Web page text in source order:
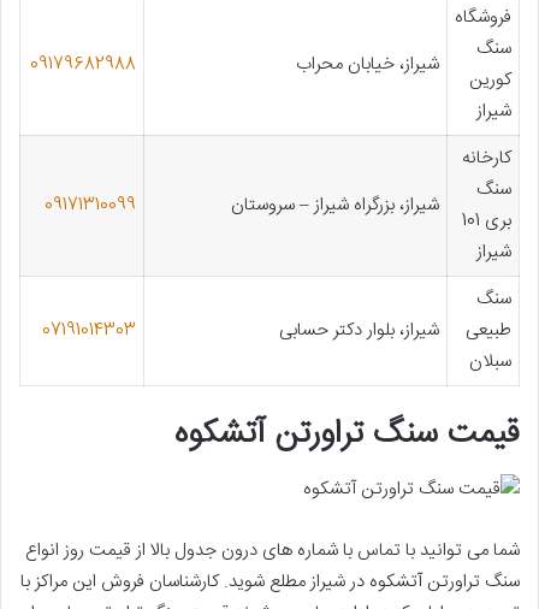
فروشگاه
سنگ
کورین
شیراز
شیراز، خیابان محراب 09179682988
کارخانه
سنگ
بری 101
شیراز
شیراز، بزرگراه شیراز – سروستان 09171310099
سنگ
طبیعی
سبلان
شیراز، بلوار دکتر حسابی 07191014303
قیمت سنگ تراورتن آتشکوه
شما می توانید با تماس با شماره های درون جدول بالا از قیمت روز انواع
سنگ تراورتن آتشکوه در شیراز مطلع شوید. کارشناسان فروش این مراکز با